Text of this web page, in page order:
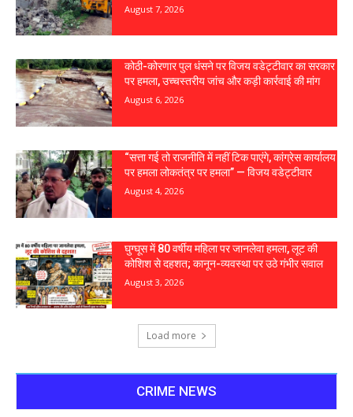
August 7, 2026
कोठी-कोरणार पुल धंसने पर विजय वडेट्टीवार का सरकार
पर हमला, उच्चस्तरीय जांच और कड़ी कार्रवाई की मांग
August 6, 2026
“सत्ता गई तो राजनीति में नहीं टिक पाएंगे, कांग्रेस कार्यालय
पर हमला लोकतंत्र पर हमला” — विजय वडेट्टीवार
August 4, 2026
घुग्घूस में 80 वर्षीय महिला पर जानलेवा हमला, लूट की
कोशिश से दहशत; कानून-व्यवस्था पर उठे गंभीर सवाल
August 3, 2026
Load more
CRIME NEWS